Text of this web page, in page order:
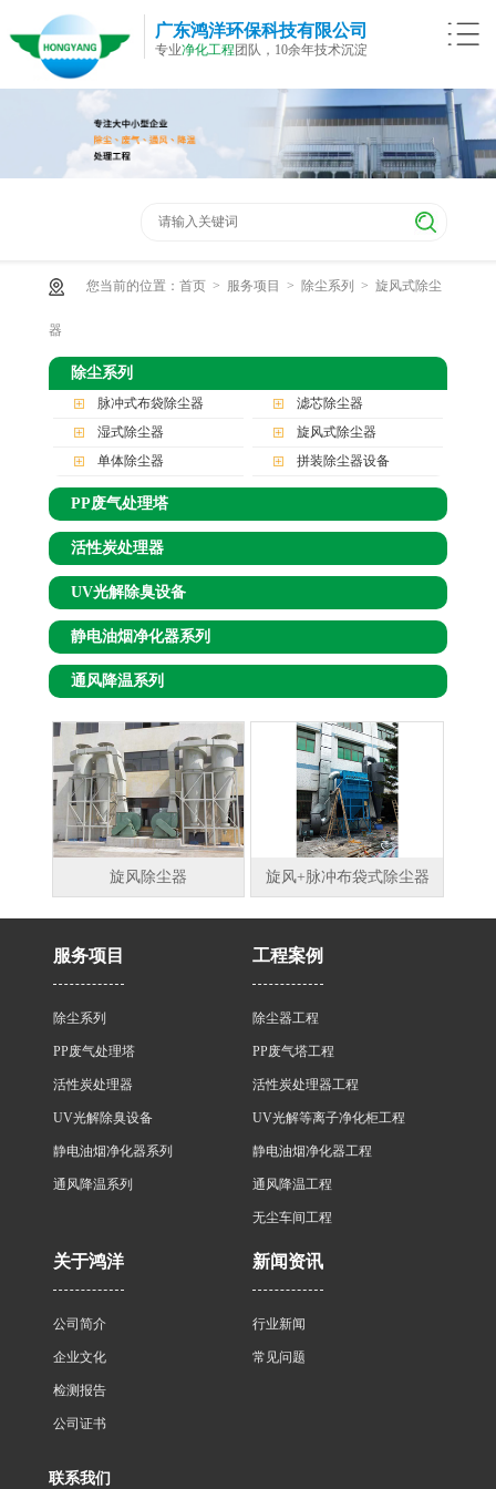
广东鸿洋环保科技有限公司
专业净化工程 团队，10余年技术沉淀
您当前的位置： 首页 > 服务项目 > 除尘系列 > 旋风式除尘
器
除尘系列
脉冲式布袋除尘器
滤芯除尘器
湿式除尘器
旋风式除尘器
单体除尘器
拼装除尘器设备
PP废气处理塔
活性炭处理器
UV光解除臭设备
静电油烟净化器系列
通风降温系列
旋风除尘器 旋风+脉冲布袋式除尘器
服务项目
除尘系列
PP废气处理塔
活性炭处理器
UV光解除臭设备
静电油烟净化器系列
通风降温系列
工程案例
除尘器工程
PP废气塔工程
活性炭处理器工程
UV光解等离子净化柜工程
静电油烟净化器工程
通风降温工程
无尘车间工程
关于鸿洋
公司简介
企业文化
检测报告
公司证书
新闻资讯
行业新闻
常见问题
联系我们